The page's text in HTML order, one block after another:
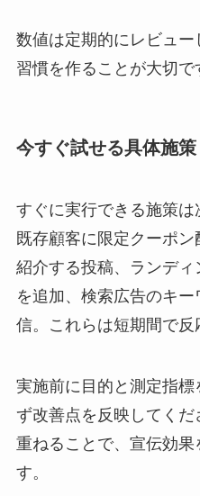
数値は定期的にレビュ
習慣を作ることが大切で
今すぐ試せる具体施策
すぐに実行できる施策
既存顧客に限定クーポ
紹介する投稿、ランデ
を追加、検索広告のキ
信。これらは短期間で反
実施前に目的と測定指
ず改善点を反映してく
重ねることで、宣伝効果
す。